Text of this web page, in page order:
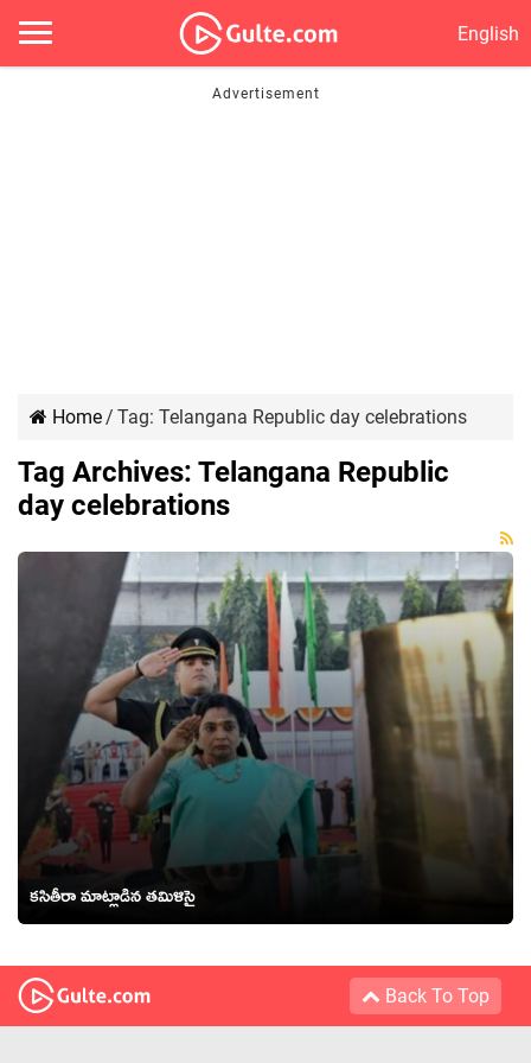
English
Home/ Tag: Telangana Republic day celebrations
Tag Archives: Telangana Republic
day celebrations
కసితీరా మాట్లాడిన తమిళిసై
Back To Top